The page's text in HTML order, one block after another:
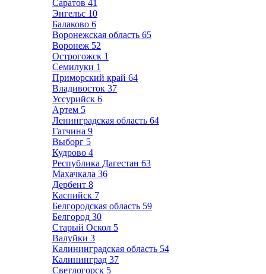
Саратов 41
Энгельс 10
Балаково 6
Воронежская область 65
Воронеж 52
Острогожск 1
Семилуки 1
Приморский край 64
Владивосток 37
Уссурийск 6
Артем 5
Ленинградская область 64
Гатчина 9
Выборг 5
Кудрово 4
Республика Дагестан 63
Махачкала 36
Дербент 8
Каспийск 7
Белгородская область 59
Белгород 30
Старый Оскол 5
Валуйки 3
Калининградская область 54
Калининград 37
Светлогорск 5